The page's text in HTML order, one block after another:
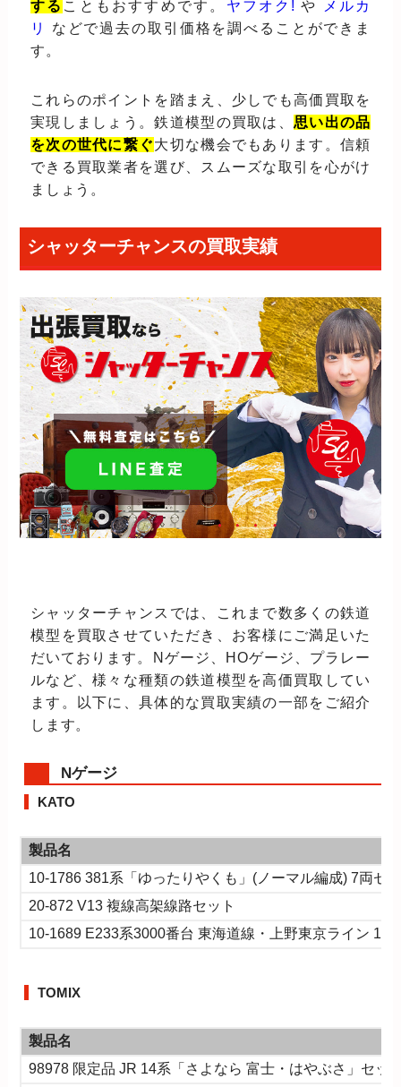
する こともおすすめです。 ヤフオク! や
メルカ
リ
などで過去の取引価格を調べることができま
す。
これらのポイントを踏まえ、少しでも高価買取を
実現しましょう。鉄道模型の買取は、思い出の品
を次の世代に繋ぐ大切な機会でもあります。信頼
できる買取業者を選び、スムーズな取引を心がけ
ましょう。
シャッターチャンスの買取実績
シャッターチャンスでは、これまで数多くの鉄道
模型を買取させていただき、お客様にご満足いた
だいております。Nゲージ、HOゲージ、プラレー
ルなど、様々な種類の鉄道模型を高価買取してい
ます。以下に、具体的な買取実績の一部をご紹介
します。
Nゲージ
KATO
製品名
10-1786 381系「ゆったりやくも」(ノーマル編成) 7両セ
20-872 V13 複線高架線路セット
10-1689 E233系3000番台 東海道線・上野東京ライン 12
TOMIX
製品名
98978 限定品 JR 14系「さよなら 富士・はやぶさ」セッ